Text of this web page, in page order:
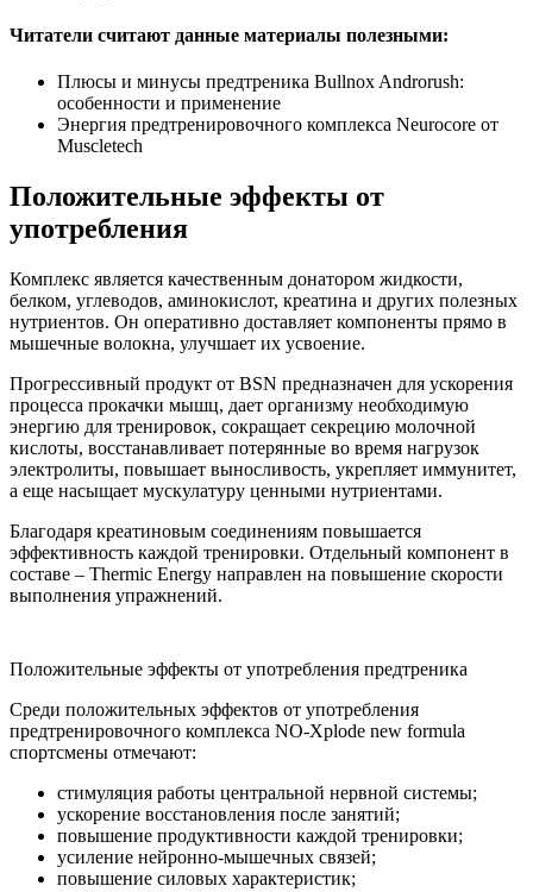
Читатели считают данные материалы полезными:
Плюсы и минусы предтреника Bullnox Androrush:
особенности и применение
Энергия предтренировочного комплекса Neurocore от
Muscletech
Положительные эффекты от
употребления
Комплекс является качественным донатором жидкости,
белком, углеводов, аминокислот, креатина и других полезных
нутриентов. Он оперативно доставляет компоненты прямо в
мышечные волокна, улучшает их усвоение.
Прогрессивный продукт от BSN предназначен для ускорения
процесса прокачки мышц, дает организму необходимую
энергию для тренировок, сокращает секрецию молочной
кислоты, восстанавливает потерянные во время нагрузок
электролиты, повышает выносливость, укрепляет иммунитет,
а еще насыщает мускулатуру ценными нутриентами.
Благодаря креатиновым соединениям повышается
эффективность каждой тренировки. Отдельный компонент в
составе – Thermic Energy направлен на повышение скорости
выполнения упражнений.
Положительные эффекты от употребления предтреника
Среди положительных эффектов от употребления
предтренировочного комплекса NO-Xplode new formula
спортсмены отмечают:
стимуляция работы центральной нервной системы;
ускорение восстановления после занятий;
повышение продуктивности каждой тренировки;
усиление нейронно-мышечных связей;
повышение силовых характеристик;